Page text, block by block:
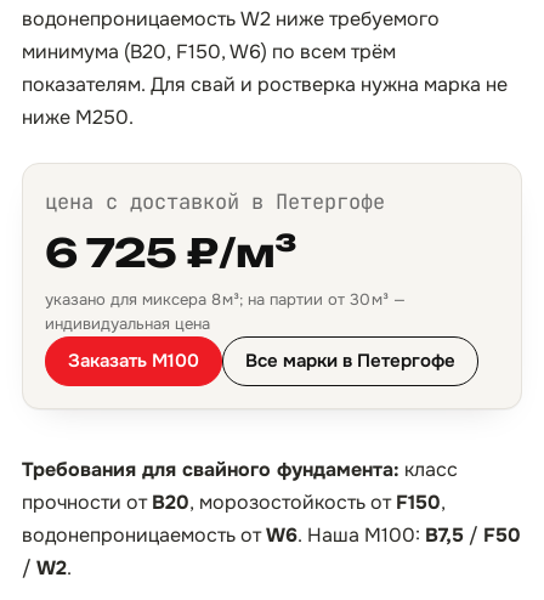
водонепроницаемость W2 ниже требуемого
минимума (B20, F150, W6) по всем трём
показателям. Для свай и ростверка нужна марка не
ниже М250.
цена с доставкой в Петергофе
6 725 ₽/м³
указано для миксера 8 м³; на партии от 30 м³ —
индивидуальная цена
Заказать М100 Все марки в Петергофе
Требования для свайного фундамента: класс
прочности отB20, морозостойкость отF150,
водонепроницаемость отW6. Наша М100: B7,5 / F50
/ W2.